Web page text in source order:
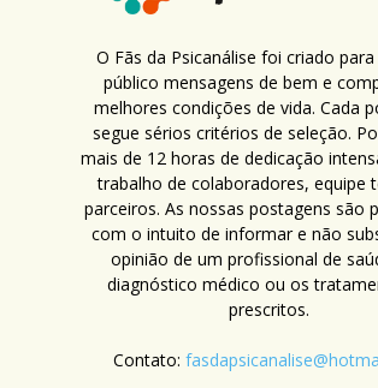
O Fãs da Psicanálise foi criado
público mensagens de bem e
melhores condições de vida. Cada
segue sérios critérios de seleção.
mais de 12 horas de dedicação
trabalho de colaboradores, equipe
parceiros. As nossas postagens são
com o intuito de informar e não
opinião de um profissional de
diagnóstico médico ou os
prescritos.
Contato: